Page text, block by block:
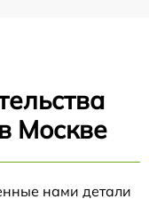
Москве
нами детали